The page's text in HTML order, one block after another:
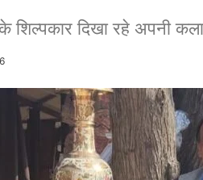
शिल्पकार दिखा रहे अपनी